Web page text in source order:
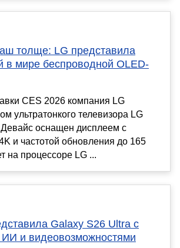
толще: LG представила
в мире беспроводной OLED-
CES 2026 компания LG
ультратонкого телевизора LG
оснащен дисплеем с
и частотой обновления до 165
на процессоре LG ...
Galaxy S26 Ultra с
и видеовозможностями